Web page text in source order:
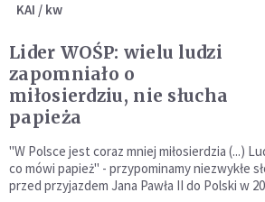
KAI / kw
Lider WOŚP: wielu ludzi
zapomniało o
miłosierdziu, nie słucha
papieża
"W Polsce jest coraz mniej miłosierdzia (...)
co mówi papież" - przypominamy niezwykłe
przed przyjazdem Jana Pawła II do Polski w